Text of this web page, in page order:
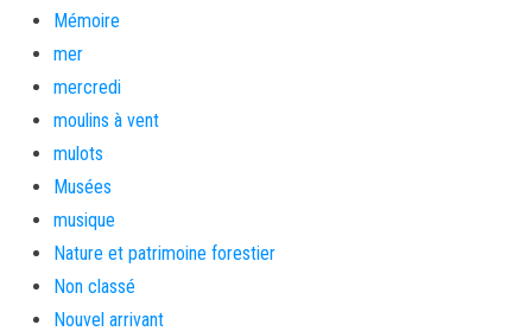
Mémoire
mer
mercredi
moulins à vent
mulots
Musées
musique
Nature et patrimoine forestier
Non classé
Nouvel arrivant